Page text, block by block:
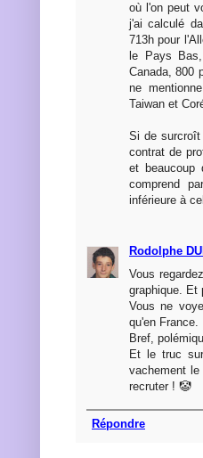
où l'on peut
j'ai calculé
713h pour
le Pays
Canada, 800
ne
Taiwan et
Si de
contrat de
et
comprend
inférieure à
Rodolphe
Vous
graphique. Et
Vous ne
qu'en France.
Bref,
Et le truc
vachement
recruter ! 🤡
Répondre